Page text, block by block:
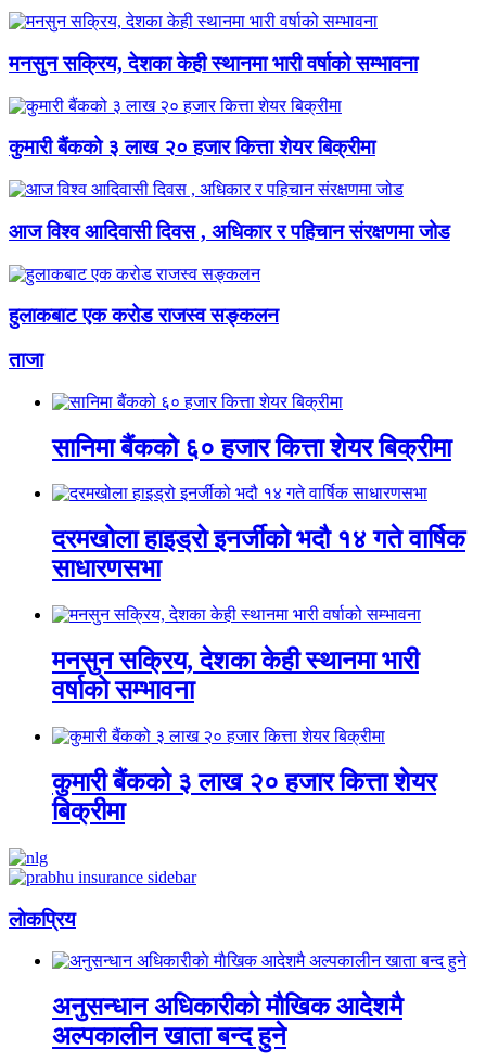
मनसुन सक्रिय, देशका केही स्थानमा भारी वर्षाको सम्भावना
कुमारी बैंकको ३ लाख २० हजार कित्ता शेयर बिक्रीमा
आज विश्व आदिवासी दिवस , अधिकार र पहिचान संरक्षणमा जोड
हुलाकबाट एक करोड राजस्व सङ्कलन
ताजा
सानिमा बैंकको ६० हजार कित्ता शेयर बिक्रीमा
दरमखोला हाइड्रो इनर्जीको भदौ १४ गते वार्षिक
साधारणसभा
मनसुन सक्रिय, देशका केही स्थानमा भारी
वर्षाको सम्भावना
कुमारी बैंकको ३ लाख २० हजार कित्ता शेयर
बिक्रीमा
लाेकप्रिय
अनुसन्धान अधिकारीकाे माैखिक आदेशमै
अल्पकालीन खाता बन्द हुने